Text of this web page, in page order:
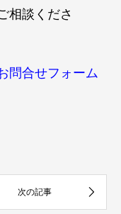
相談くださ
問合せフォーム